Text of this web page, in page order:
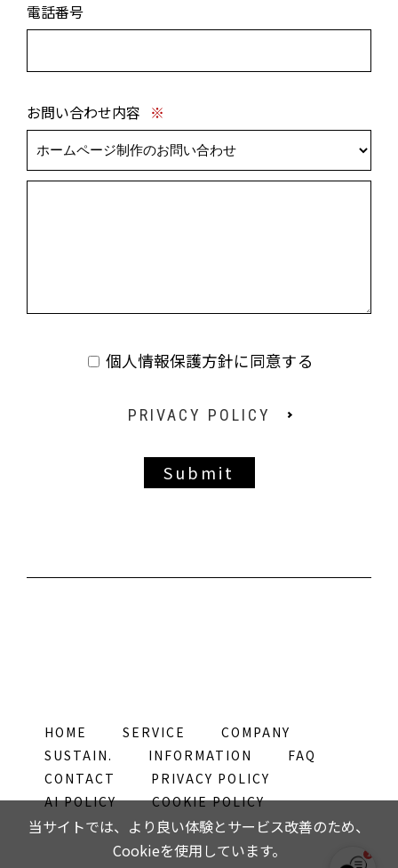
電話番号
お問い合わせ内容 ※
個人情報保護方針に同意する
PRIVACY POLICY
1
HOME SERVICE
COMPANY
SUSTAIN.
INFORMATION
FAQ
CONTACT
PRIVACY POLICY
AI POLICY
COOKIE POLICY
当サイトでは、より良い体験とサービス改善のため、
Cookieを使用しています。